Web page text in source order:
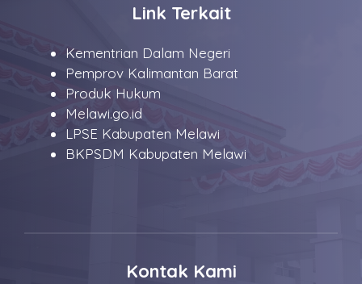
Link Terkait
Kementrian Dalam Negeri
Pemprov Kalimantan Barat
Produk Hukum
Melawi.go.id
LPSE Kabupaten Melawi
BKPSDM Kabupaten Melawi
Kontak Kami